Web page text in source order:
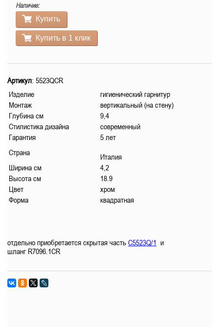
Наличие:
Купить
Купить в 1 клик
Артикул: 5523QCR
Изделие
гигиенический гарнитур
Монтаж
вертикальный (на стену)
Глубина см
9,4
Стилистика дизайна
современный
Гарантия
5 лет
Страна
Италия
Ширина см
4,2
Высота см
18.9
Цвет
хром
Форма
квадратная
отдельно приобретается скрытая часть C5523Q/1 и
шланг R7096.1CR